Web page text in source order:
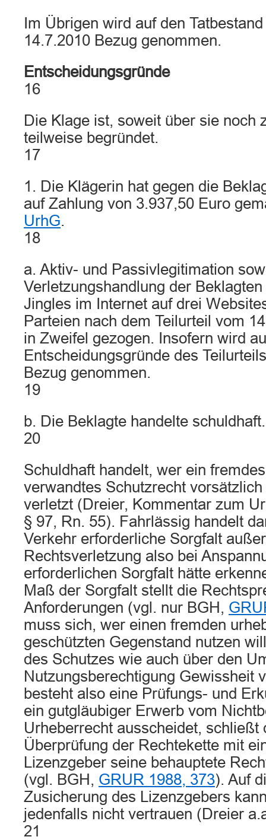
Im Übrigen wird auf den
14.7.2010 Bezug genommen.
Entscheidungsgründe
16
Die Klage ist, soweit über sie noch
teilweise begründet.
17
1. Die Klägerin hat gegen die
auf Zahlung von 3.937,50 Euro
UrhG.
18
a. Aktiv- und Passivlegitimation
Verletzungshandlung der
Jingles im Internet auf drei
Parteien nach dem Teilurteil vom
in Zweifel gezogen. Insofern wird
Entscheidungsgründe des
Bezug genommen.
19
b. Die Beklagte handelte schuldhaft.
20
Schuldhaft handelt, wer ein
verwandtes Schutzrecht
verletzt (Dreier, Kommentar zum
§ 97, Rn. 55). Fahrlässig handelt
Verkehr erforderliche Sorgfalt
Rechtsverletzung also bei
erforderlichen Sorgfalt hätte
Maß der Sorgfalt stellt die
Anforderungen (vgl. nur BGH,
muss sich, wer einen fremden
geschützten Gegenstand nutzen
des Schutzes wie auch über den
Nutzungsberechtigung Gewissheit
besteht also eine Prüfungs- und
ein gutgläubiger Erwerb vom
Urheberrecht ausscheidet, schließt
Überprüfung der Rechtekette mit
Lizenzgeber seine behauptete
(vgl. BGH, GRUR 1988, 373). Auf
Zusicherung des Lizenzgebers
jedenfalls nicht vertrauen (Dreier
21